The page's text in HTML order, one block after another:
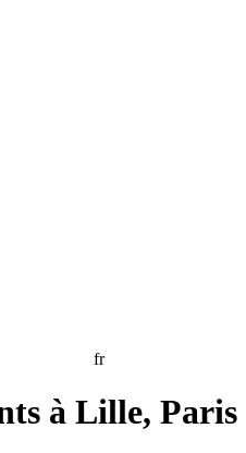
fr
à Lille, Paris